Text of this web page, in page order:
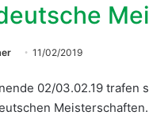
11/02/2019
02/03.02.19